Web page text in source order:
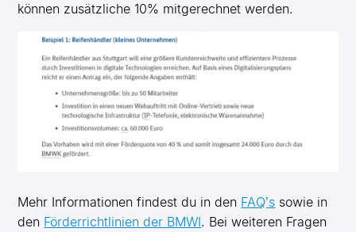
können zusätzliche 10% mitgerechnet werden.
Mehr Informationen findest du in den FAQ’s sowie in
den Förderrichtlinien der BMWI. Bei weiteren Fragen